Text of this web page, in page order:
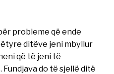
probleme që ende
ditëve jeni mbyllur
që të jeni të
do të sjellë ditë